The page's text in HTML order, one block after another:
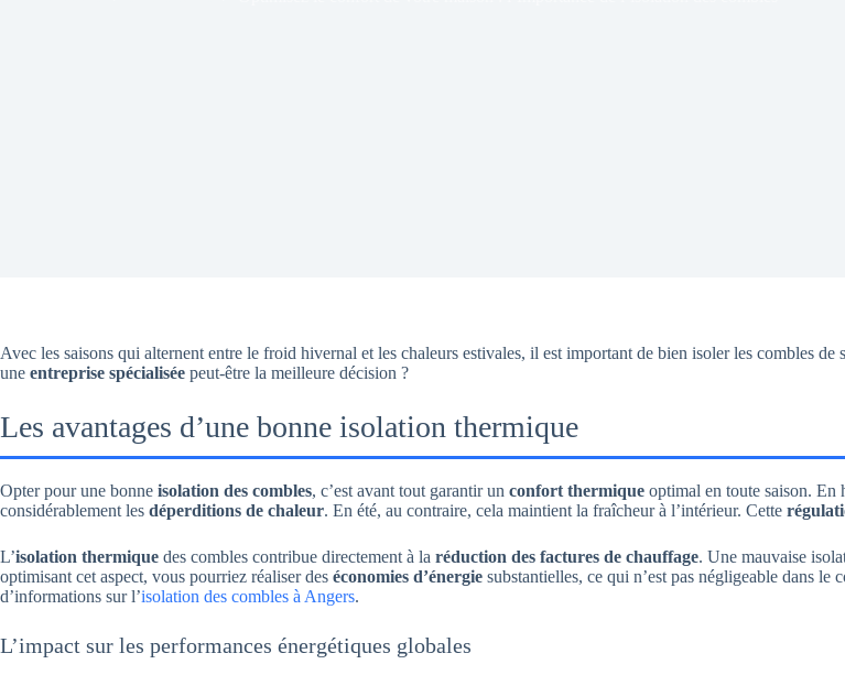
Avec les saisons qui alternent entre le froid hivernal et les chaleurs estivales, il est important de bien isoler les combles
une entreprise spécialisée peut-être la meilleure décision ?
Les avantages d’une bonne isolation thermique
Opter pour une bonne isolation des combles, c’est avant tout garantir un confort thermique optimal en toute saison. En
considérablement les déperditions de chaleur. En été, au contraire, cela maintient la fraîcheur à l’intérieur. Cette
L’isolation thermique des combles contribue directement à la réduction des factures de chauffage. Une mauvaise
optimisant cet aspect, vous pourriez réaliser des économies d’énergie substantielles, ce qui n’est pas négligeable dans
d’informations sur l’isolation des combles à Angers.
L’impact sur les performances énergétiques globales